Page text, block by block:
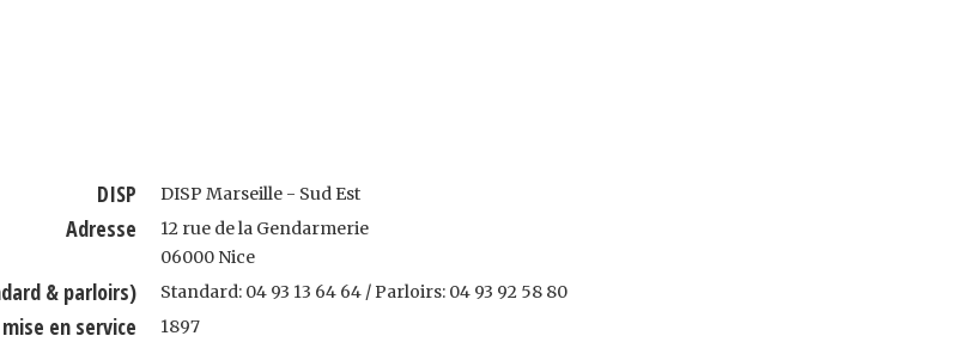
DISP DISP Marseille - Sud Est
Adresse
12 rue de la Gendarmerie
06000 Nice
& parloirs) Standard: 04 93 13 64 64 / Parloirs: 04 93 92 58 80
en service 1897